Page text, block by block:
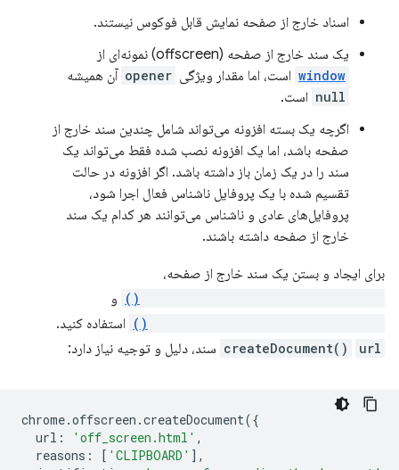
اسناد خارج از صفحه نمایش قابل فوکوس نیستند.
یک سند خارج از صفحه (offscreen) نمونه‌ای از
window است، اما مقدار ویژگی opener آن همیشه
null است.
اگرچه یک بسته افزونه می‌تواند شامل چندین سند خارج از
صفحه باشد، اما یک افزونه نصب شده فقط می‌تواند یک
سند را در یک زمان باز داشته باشد. اگر افزونه در حالت
تقسیم شده با یک پروفایل ناشناس فعال اجرا شود،
پروفایل‌های عادی و ناشناس می‌توانند هر کدام یک سند
خارج از صفحه داشته باشند.
برای ایجاد و بستن یک سند خارج از صفحه،
و
استفاده کنید.
createDocument() url سند، دلیل و توجیه نیاز دارد:
chrome.offscreen .createDocument({
url : 'off_screen.html' ,
reasons : [ 'CLIPBOARD' ],